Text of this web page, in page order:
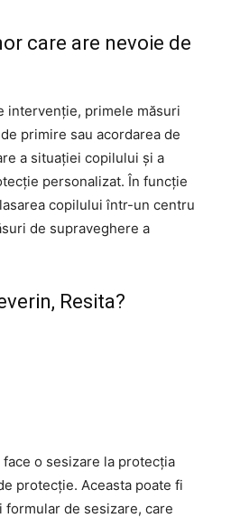
care are nevoie de
intervenție, primele măsuri
primire sau acordarea de
a situației copilului și a
personalizat. În funcție
copilului într-un centru
de supraveghere a
Resita?
o sesizare la protecția
protecție. Aceasta poate fi
de sesizare, care